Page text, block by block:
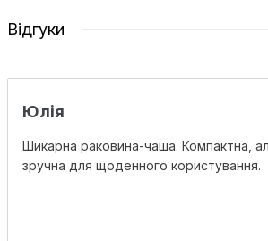
Відгуки
Юлія
Шикарна раковина-чаша. Компактна,
зручна для щоденного користування.